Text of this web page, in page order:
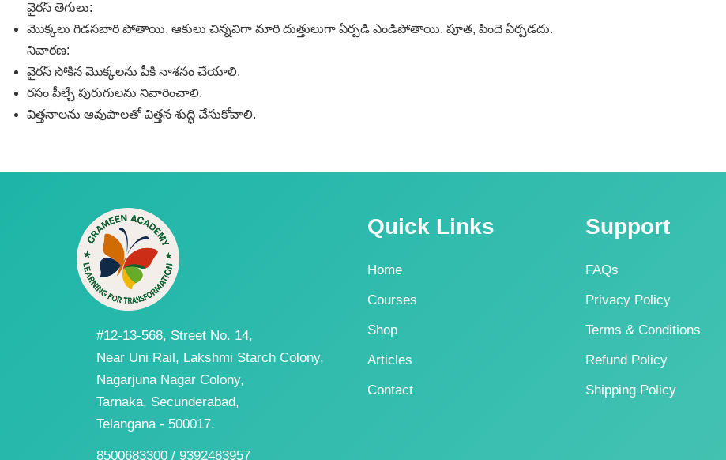
వైరస్‌ తెగులు:
మొక్కలు గిడసబారి పోతాయి. ఆకులు చిన్నవిగా మారి దుత్తులుగా ఏర్పడి ఎండిపోతాయి. పూత, పిందె ఏర్పడదు.
నివారణ:
వైరస్‌ సోకిన మొక్కలను పీకి నాశనం చేయాలి.
రసం పీల్చే పురుగులను నివారించాలి.
విత్తనాలను ఆవుపాలతో విత్తన శుద్ధి చేసుకోవాలి.
#12-13-568, Street No. 14,
Near Uni Rail, Lakshmi Starch Colony,
Nagarjuna Nagar Colony,
Tarnaka, Secunderabad,
Telangana - 500017.
8500683300 / 9392483957
Quick Links
Home
Courses
Shop
Articles
Contact
Support
FAQs
Privacy Policy
Terms & Conditions
Refund Policy
Shipping Policy